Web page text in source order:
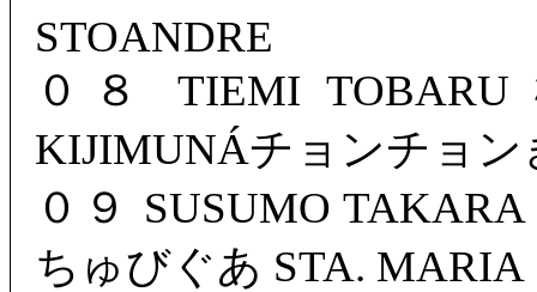
STOANDRE
０８ TIEMI
KIJIMUNÁチョンチョ
０９ SUSUMO
ちゅびぐあ STA. MARIA